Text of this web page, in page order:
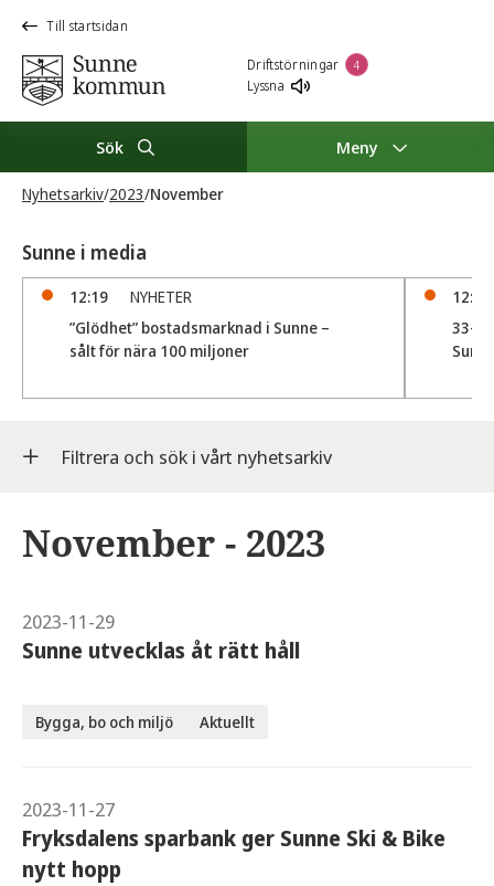
Till startsidan
Driftstörningar 4
Lyssna
Sök Meny
Nyhetsarkiv/2023/November
Sunne i media
12:19
NYHETER
”Glödhet” bostadsmarknad i Sunne –
sålt för nära 100 miljoner
12:07
33-
Filtrera och sök i vårt nyhetsarkiv
November - 2023
2023-11-29
Sunne utvecklas åt rätt håll
Bygga, bo och miljö Aktuellt
2023-11-27
Fryksdalens sparbank ger Sunne Ski & Bike
nytt hopp